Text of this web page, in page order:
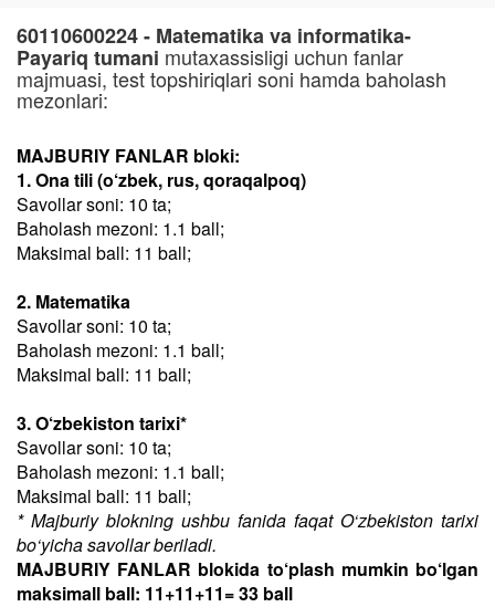
60110600224 - Matematika va informatika-
Payariq tumani mutaxassisligi uchun fanlar
majmuasi, test topshiriqlari soni hamda baholash
mezonlari:
MAJBURIY FANLAR bloki:
1. Ona tili (o‘zbek, rus, qoraqalpoq)
Savollar soni: 10 ta;
Baholash mezoni: 1.1 ball;
Maksimal ball: 11 ball;
2. Matematika
Savollar soni: 10 ta;
Baholash mezoni: 1.1 ball;
Maksimal ball: 11 ball;
3. O‘zbekiston tarixi*
Savollar soni: 10 ta;
Baholash mezoni: 1.1 ball;
Maksimal ball: 11 ball;
* Majburiy blokning ushbu fanida faqat O‘zbekiston tarixi
bo‘yicha savollar beriladi.
MAJBURIY FANLAR blokida to‘plash mumkin bo‘lgan
maksimall ball: 11+11+11= 33 ball